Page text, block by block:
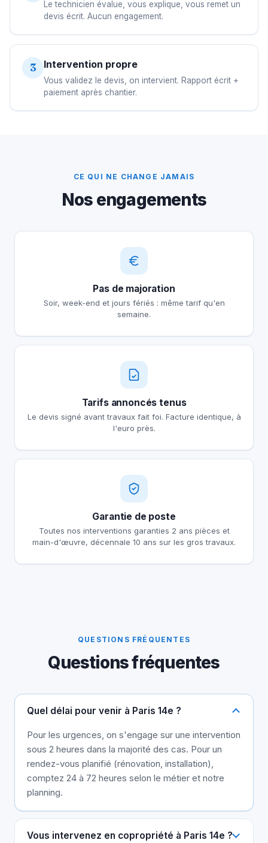
Le technicien évalue, vous explique, vous remet un
devis écrit. Aucun engagement.
3 Intervention propre
Vous validez le devis, on intervient. Rapport écrit +
paiement après chantier.
CE QUI NE CHANGE JAMAIS
Nos engagements
Pas de majoration
Soir, week-end et jours fériés : même tarif qu'en
semaine.
Tarifs annoncés tenus
Le devis signé avant travaux fait foi. Facture identique, à
l'euro près.
Garantie de poste
Toutes nos interventions garanties 2 ans pièces et
main-d'œuvre, décennale 10 ans sur les gros travaux.
QUESTIONS FRÉQUENTES
Questions fréquentes
Quel délai pour venir à Paris 14e ?
Pour les urgences, on s'engage sur une intervention
sous 2 heures dans la majorité des cas. Pour un
rendez-vous planifié (rénovation, installation),
comptez 24 à 72 heures selon le métier et notre
planning.
Vous intervenez en copropriété à Paris 14e ?